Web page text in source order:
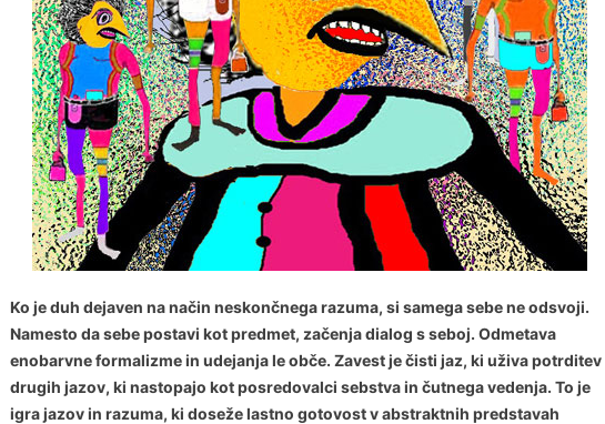
Ko je duh dejaven na način neskončnega razuma, si samega sebe ne odsvoji.
Namesto da sebe postavi kot predmet, začenja dialog s seboj. Odmetava
enobarvne formalizme in udejanja le obče. Zavest je čisti jaz, ki uživa potrditev
drugih jazov, ki nastopajo kot posredovalci sebstva in čutnega vedenja. To je
igra jazov in razuma, ki doseže lastno gotovost v abstraktnih predstavah